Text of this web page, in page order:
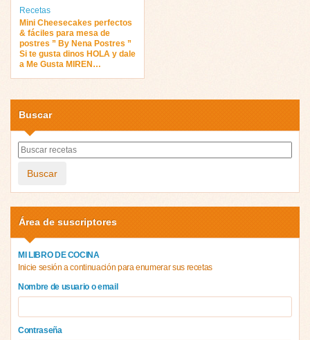
Recetas
Mini Cheesecakes perfectos
& fáciles para mesa de
postres ” By Nena Postres ”
Si te gusta dinos HOLA y dale
a Me Gusta MIREN…
Buscar
Buscar
Área de suscriptores
MI LIBRO DE COCINA
Inicie sesión a continuación para enumerar sus recetas
Nombre de usuario o email
Contraseña